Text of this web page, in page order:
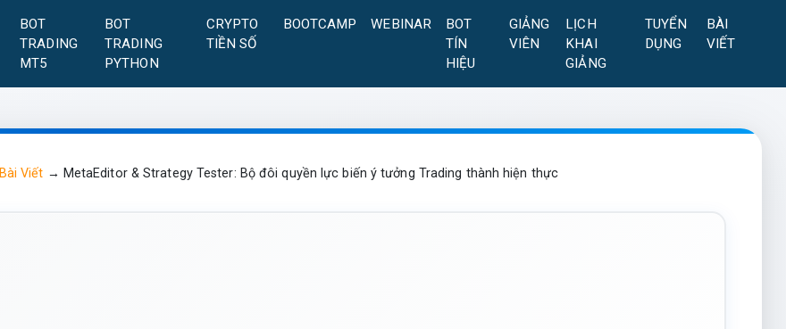
BOT
TRADING
MT5
BOT
TRADING
PYTHON
CRYPTO
TIỀN SỐ
BOOTCAMP WEBINAR
BOT
TÍN
HIỆU
GIẢNG
VIÊN
LỊCH
KHAI
GIẢNG
TUYỂN
DỤNG
BÀI
VIẾT
Bài Viết → MetaEditor & Strategy Tester: Bộ đôi quyền lực biến ý tưởng Trading thành hiện thực